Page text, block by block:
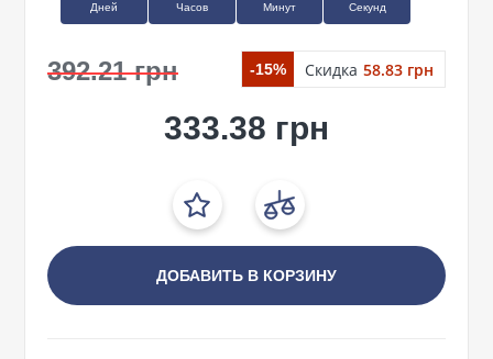
Дней Часов Минут Секунд
392.21 грн -15% Скидка 58.83 грн
333.38 грн
ДОБАВИТЬ В КОРЗИНУ